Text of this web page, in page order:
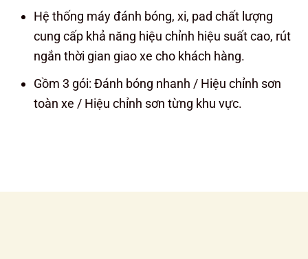
Hệ thống máy đánh bóng, xi, pad chất lượng
cung cấp khả năng hiệu chỉnh hiệu suất cao, rút
ngắn thời gian giao xe cho khách hàng.
Gồm 3 gói: Đánh bóng nhanh / Hiệu chỉnh sơn
toàn xe / Hiệu chỉnh sơn từng khu vực.